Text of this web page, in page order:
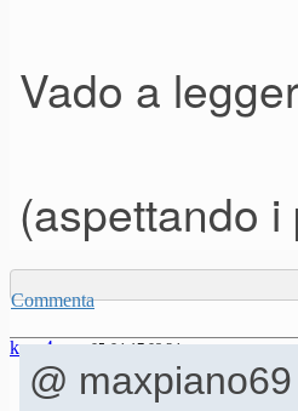
Vado a
(aspettando i
Commenta
kurz4ever 05-04-17 08.24
@ maxpiano69